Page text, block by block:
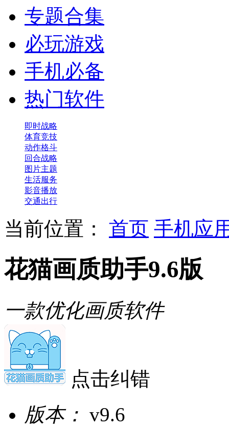
专题合集
必玩游戏
手机必备
热门软件
即时战略
体育竞技
动作格斗
回合战略
图片主题
生活服务
影音播放
交通出行
当前位置： 首页 手机应
花猫画质助手9.6版
一款优化画质软件
点击纠错
版本： v9.6